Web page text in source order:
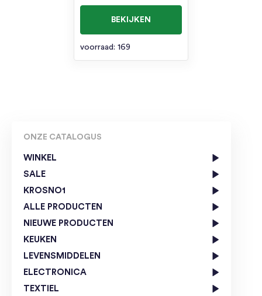
ONZE CATALOGUS
WINKEL
SALE
KROSNO1
ALLE PRODUCTEN
NIEUWE PRODUCTEN
KEUKEN
LEVENSMIDDELEN
ELECTRONICA
TEXTIEL
BEKIJKEN
voorraad: 169